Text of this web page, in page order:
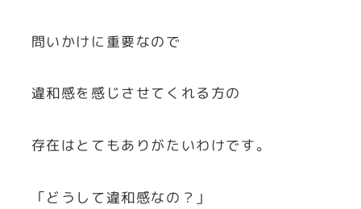
問いかけに重要なので
違和感を感じさせてくれる方の
存在はとてもありがたいわけです。
「どうして違和感なの？」